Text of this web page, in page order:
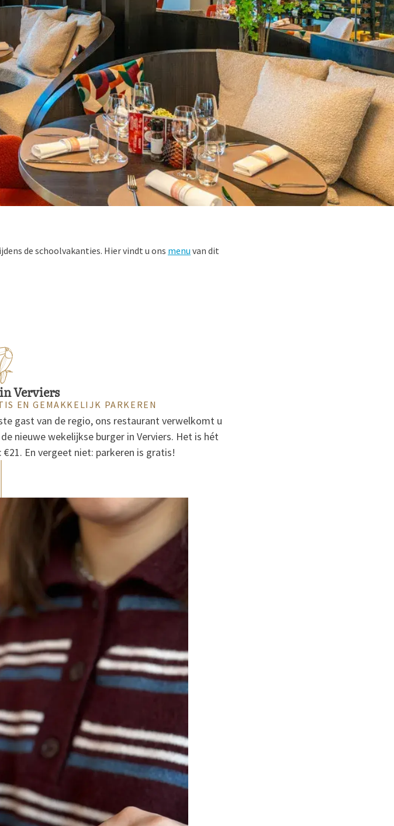
de schoolvakanties. Hier vindt u ons menu van dit
Verviers
EN GEMAKKELIJK PARKEREN
gast van de regio, ons restaurant verwelkomt u
nieuwe wekelijkse burger in Verviers. Het is hét
En vergeet niet: parkeren is gratis!